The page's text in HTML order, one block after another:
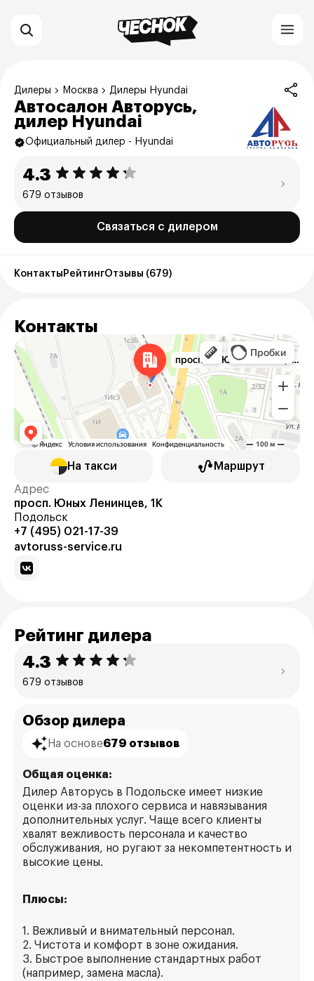
Дилеры Москва Дилеры Hyundai
Автосалон Авторусь,
дилер Hyundai
Официальный дилер - Hyundai
4.3
679 отзывов
Связаться с дилером
Контакты РейтингОтзывы (679)
Контакты
На такси Маршрут
Адрес
просп. Юных Ленинцев, 1К
Подольск
+7 (495) 021-17-39
avtoruss-service.ru
Рейтинг дилера
4.3
679 отзывов
Обзор дилера
На основе679 отзывов
Общая оценка:
Дилер Авторусь в Подольске имеет низкие
оценки из-за плохого сервиса и навязывания
дополнительных услуг. Чаще всего клиенты
хвалят вежливость персонала и качество
обслуживания, но ругают за некомпетентность и
высокие цены.
Плюсы:
1. Вежливый и внимательный персонал.
2. Чистота и комфорт в зоне ожидания.
3. Быстрое выполнение стандартных работ
(например, замена масла).